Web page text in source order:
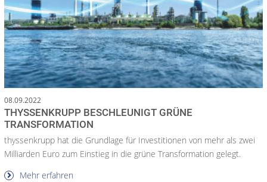
08.09.2022
THYSSENKRUPP BESCHLEUNIGT GRÜNE
TRANSFORMATION
thyssenkrupp hat die Grundlage für Investitionen von mehr als zwei
Milliarden Euro zum Einstieg in die grüne Transformation gelegt.
Mehr erfahren